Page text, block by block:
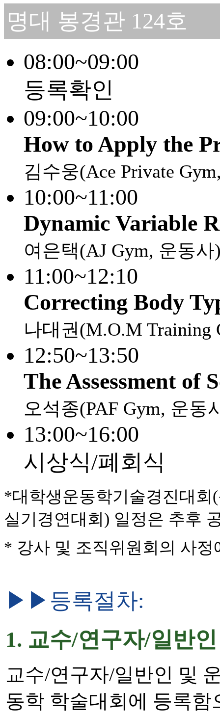
명대 봉경관 124호
08:00~09:00
등록확인
09:00~10:00
How to Apply the
김수웅(Ace Private
10:00~11:00
Dynamic Variable
여은택(AJ Gym, 운동사
11:00~12:10
Correcting Body
나대권(M.O.M Training
12:50~13:50
The Assessment of
오석종(PAF Gym, 운동
13:00~16:00
시상식/폐회식
*대학생운동학기술경진대회
실기경연대회) 일정은 추후
* 강사 및 조직위원회의 사
▶▶등록절차:
1. 교수/연구자/일반
교수/연구자/일반인 및
동학 학술대회에 등록함